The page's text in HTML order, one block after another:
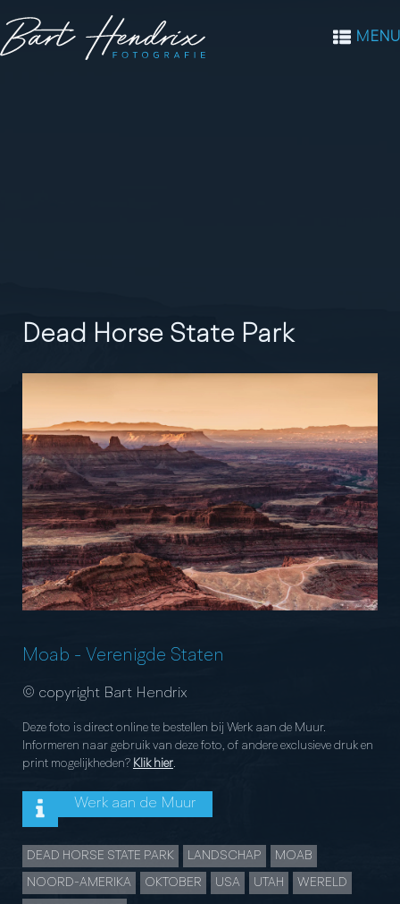
MENU
Dead Horse State Park
Moab - Verenigde Staten
© copyright Bart Hendrix
Deze foto is direct online te bestellen bij Werk aan de Muur.
Informeren naar gebruik van deze foto, of andere exclusieve druk en
print mogelijkheden? Klik hier.
Werk aan de Muur
DEAD HORSE STATE PARK LANDSCHAP MOAB
NOORD-AMERIKA OKTOBER USA UTAH WERELD